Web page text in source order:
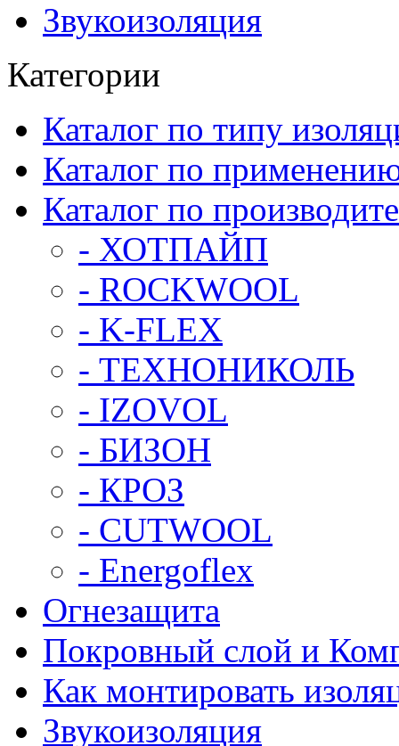
Звукоизоляция
Категории
Каталог по типу
Каталог по
Каталог по
- ХОТПАЙП
- ROCKWOOL
- K-FLEX
- ТЕХНОНИКОЛЬ
- IZOVOL
- БИЗОН
- КРОЗ
- CUTWOOL
- Energoflex
Огнезащита
Покровный слой и
Как монтировать
Звукоизоляция